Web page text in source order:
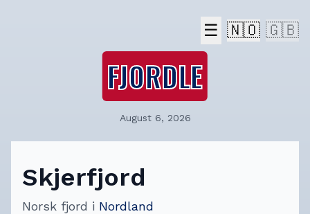
☰ 🇳🇴 🇬🇧
FJORDLE
August 6, 2026
Skjerfjord
Norsk fjord i Nordland